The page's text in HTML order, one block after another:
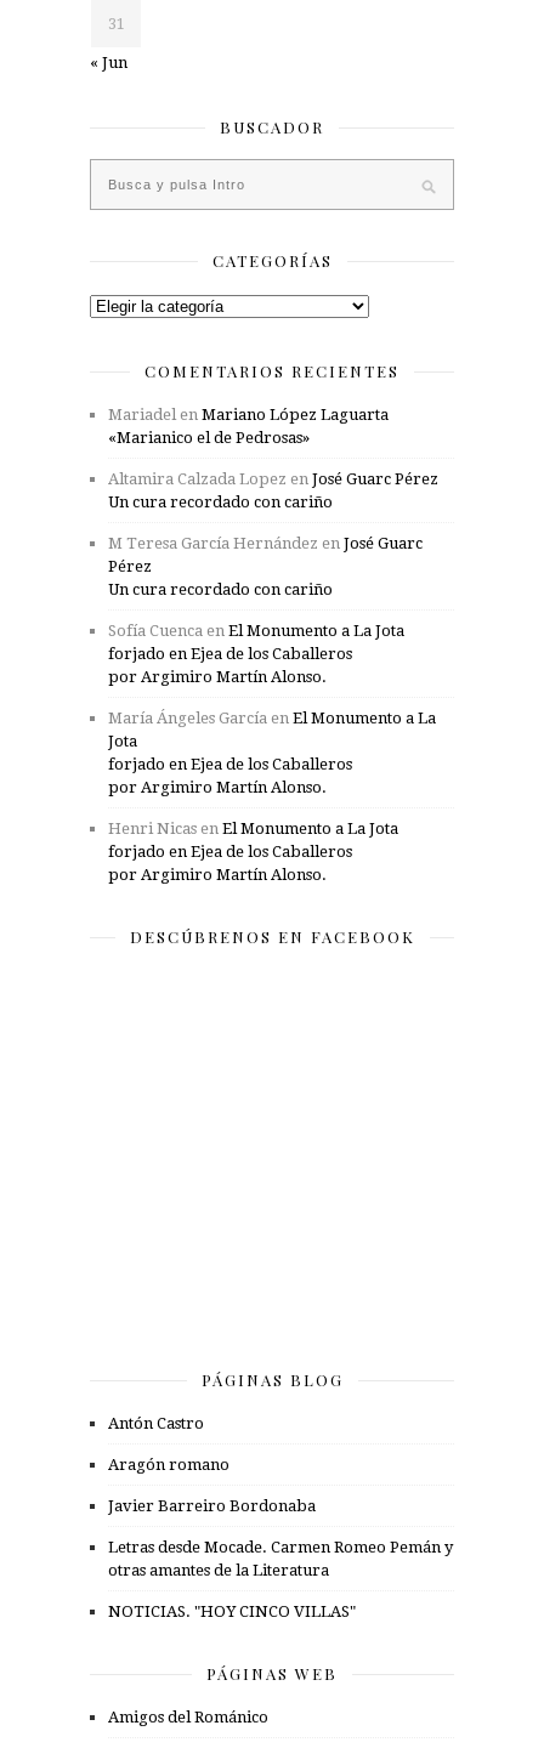
31
« Jun
BUSCADOR
CATEGORÍAS
Categorías
COMENTARIOS RECIENTES
Mariadelen Mariano López Laguarta
«Marianico el de Pedrosas»
Altamira Calzada Lopez en José Guarc Pérez
Un cura recordado con cariño
M Teresa García Hernández en José Guarc
Pérez
Un cura recordado con cariño
Sofía Cuenca en El Monumento a La Jota
forjado en Ejea de los Caballeros
por Argimiro Martín Alonso.
María Ángeles García en El Monumento a La
Jota
forjado en Ejea de los Caballeros
por Argimiro Martín Alonso.
Henri Nicas en El Monumento a La Jota
forjado en Ejea de los Caballeros
por Argimiro Martín Alonso.
DESCÚBRENOS EN FACEBOOK
PÁGINAS BLOG
Antón Castro
Aragón romano
Javier Barreiro Bordonaba
Letras desde Mocade. Carmen Romeo Pemán y
otras amantes de la Literatura
NOTICIAS. "HOY CINCO VILLAS"
PÁGINAS WEB
Amigos del Románico